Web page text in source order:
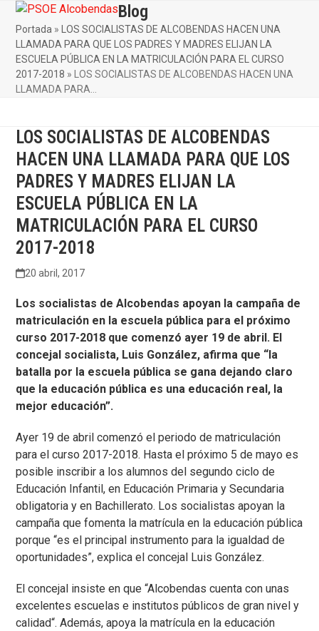
Skip
content
Open
mobile
menu
Close
mobile
menu
Blog
Portada »
LOS SOCIALISTAS DE ALCOBENDAS HACEN UNA
LLAMADA PARA QUE LOS PADRES Y MADRES ELIJAN LA
ESCUELA PÚBLICA EN LA MATRICULACIÓN PARA EL CURSO
2017-2018 »
LOS SOCIALISTAS DE ALCOBENDAS HACEN UNA
LLAMADA PARA…
LOS SOCIALISTAS DE ALCOBENDAS
HACEN UNA LLAMADA PARA QUE LOS
PADRES Y MADRES ELIJAN LA
ESCUELA PÚBLICA EN LA
MATRICULACIÓN PARA EL CURSO
2017-2018
20 abril, 2017
Los socialistas de Alcobendas apoyan la campaña de
matriculación en la escuela pública para el próximo
curso 2017-2018 que comenzó ayer 19 de abril. El
concejal socialista, Luis González, afirma que “la
batalla por la escuela pública se gana dejando claro
que la educación pública es una educación real, la
mejor educación”.
Ayer 19 de abril comenzó el periodo de matriculación
para el curso 2017-2018. Hasta el próximo 5 de mayo es
posible inscribir a los alumnos del segundo ciclo de
Educación Infantil, en Educación Primaria y Secundaria
obligatoria y en Bachillerato. Los socialistas apoyan la
campaña que fomenta la matrícula en la educación pública
porque “es el principal instrumento para la igualdad de
oportunidades”, explica el concejal Luis González.
El concejal insiste en que “Alcobendas cuenta con unas
excelentes escuelas e institutos públicos de gran nivel y
calidad“. Además, apoya la matrícula en la educación